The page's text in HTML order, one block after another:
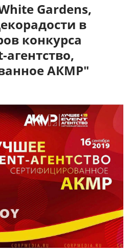
Gardens,
в
конкурса
АКМР"